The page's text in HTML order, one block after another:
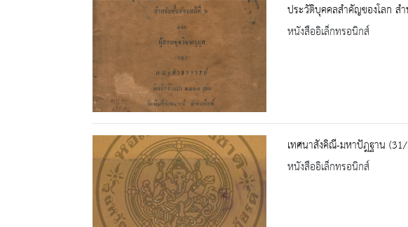
ประวัติบุคคลสำคัญของโลก
หนังสืออิเล็กทรอนิกส์
เทศนาสังคิณี-มหาปัฎฐาน
หนังสืออิเล็กทรอนิกส์